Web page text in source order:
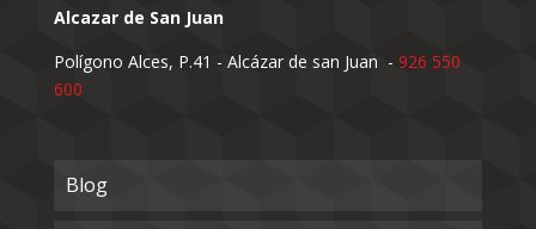
Alcazar de San Juan
Polígono Alces, P.41 - Alcázar de san Juan - 926 550
600
Blog